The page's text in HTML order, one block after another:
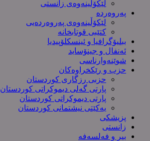
لێکۆلینەوەی زانستی
پەروەردە
لێکۆڵینەوەی پەروەردەیی
کتێبی قوتابخانە
ببلیۆگرافیا و ئینسکلۆپیدیا
ئەنفال و جینۆساید
شوێنەوارناسی
حزب و رێکخراوەکان
حزبی رزگاری کوردستان
پارتی گەلی دیموکراتی کوردستان
پارتی دیموکراتی کوردستان
یەکێتی نیشتمانی کوردستان
پزیشکی
زانستی
بیر و فەلسەفە